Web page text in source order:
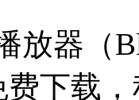
放器（
费下载